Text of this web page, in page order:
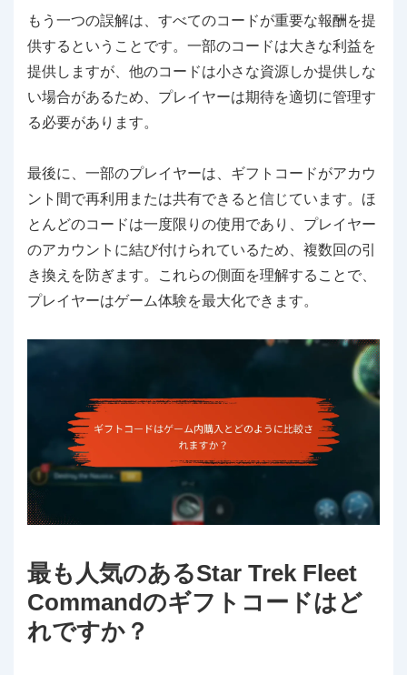
もう一つの誤解は、すべてのコードが重要な報酬を提
供するということです。一部のコードは大きな利益を
提供しますが、他のコードは小さな資源しか提供しな
い場合があるため、プレイヤーは期待を適切に管理す
る必要があります。
最後に、一部のプレイヤーは、ギフトコードがアカウ
ント間で再利用または共有できると信じています。ほ
とんどのコードは一度限りの使用であり、プレイヤー
のアカウントに結び付けられているため、複数回の引
き換えを防ぎます。これらの側面を理解することで、
プレイヤーはゲーム体験を最大化できます。
最も人気のあるStar Trek Fleet
Commandのギフトコードはど
れですか？